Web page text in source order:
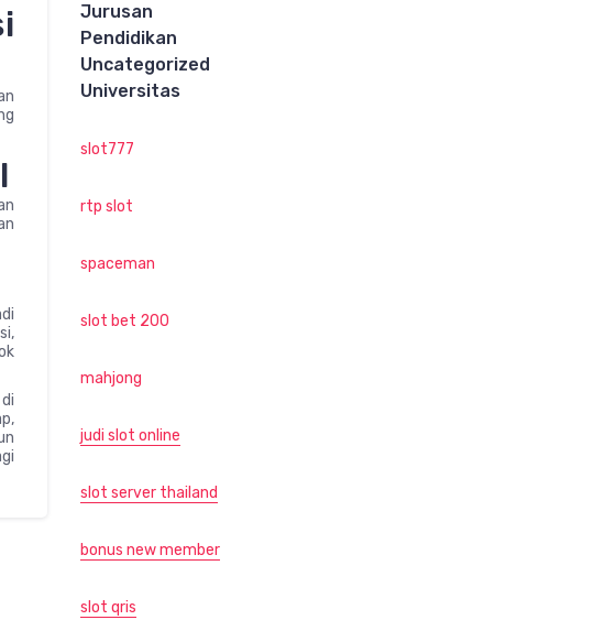
Jurusan
Pendidikan
Uncategorized
Universitas
slot777
rtp slot
spaceman
slot bet 200
mahjong
judi slot online
slot server thailand
bonus new member
slot qris